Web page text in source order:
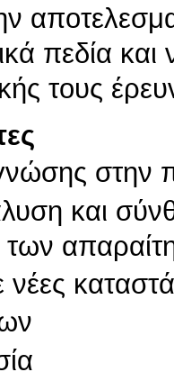
πεδία και
στην
και